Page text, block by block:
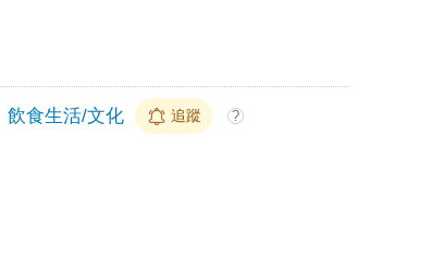
飲食生活/文化 追蹤 ?